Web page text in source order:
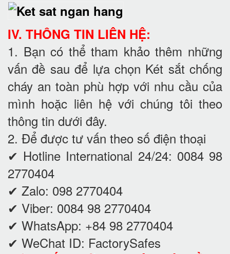
IV. THÔNG TIN LIÊN HỆ:
1. Bạn có thể tham khảo thêm những
vấn đề sau để lựa chọn Két sắt chống
cháy an toàn phù hợp với nhu cầu của
mình hoặc liên hệ với chúng tôi theo
thông tin dưới đây.
2. Để được tư vấn theo số điện thoại
✔ Hotline International 24/24: 0084 98
2770404
✔ Zalo: 098 2770404
✔ Viber: 0084 98 2770404
✔ WhatsApp: +84 98 2770404
✔ WeChat ID: FactorySafes